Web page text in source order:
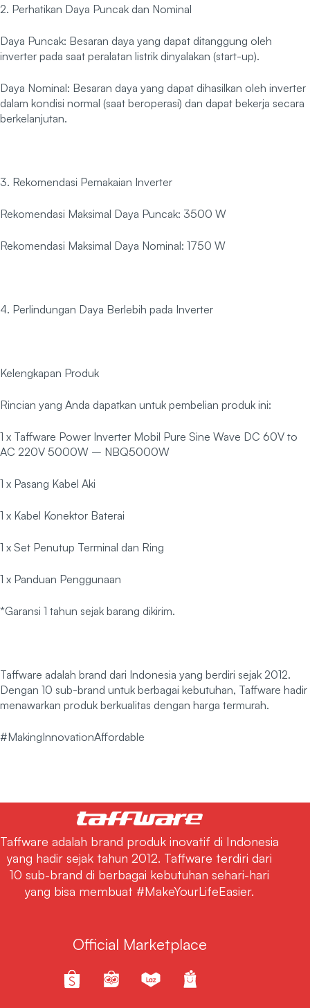
2. Perhatikan Daya Puncak dan Nominal
Daya Puncak: Besaran daya yang dapat ditanggung oleh
inverter pada saat peralatan listrik dinyalakan (start-up).
Daya Nominal: Besaran daya yang dapat dihasilkan oleh inverter
dalam kondisi normal (saat beroperasi) dan dapat bekerja secara
berkelanjutan.
3. Rekomendasi Pemakaian Inverter
Rekomendasi Maksimal Daya Puncak: 3500 W
Rekomendasi Maksimal Daya Nominal: 1750 W
4. Perlindungan Daya Berlebih pada Inverter
Kelengkapan Produk
Rincian yang Anda dapatkan untuk pembelian produk ini:
1 x Taffware Power Inverter Mobil Pure Sine Wave DC 60V to
AC 220V 5000W – NBQ5000W
1 x Pasang Kabel Aki
1 x Kabel Konektor Baterai
1 x Set Penutup Terminal dan Ring
1 x Panduan Penggunaan
*Garansi 1 tahun sejak barang dikirim.
Taffware adalah brand dari Indonesia yang berdiri sejak 2012.
Dengan 10 sub-brand untuk berbagai kebutuhan, Taffware hadir
menawarkan produk berkualitas dengan harga termurah.
#MakingInnovationAffordable
Taffware adalah brand produk inovatif di Indonesia
yang hadir sejak tahun 2012. Taffware terdiri dari
10 sub-brand di berbagai kebutuhan sehari-hari
yang bisa membuat #MakeYourLifeEasier.
Official Marketplace